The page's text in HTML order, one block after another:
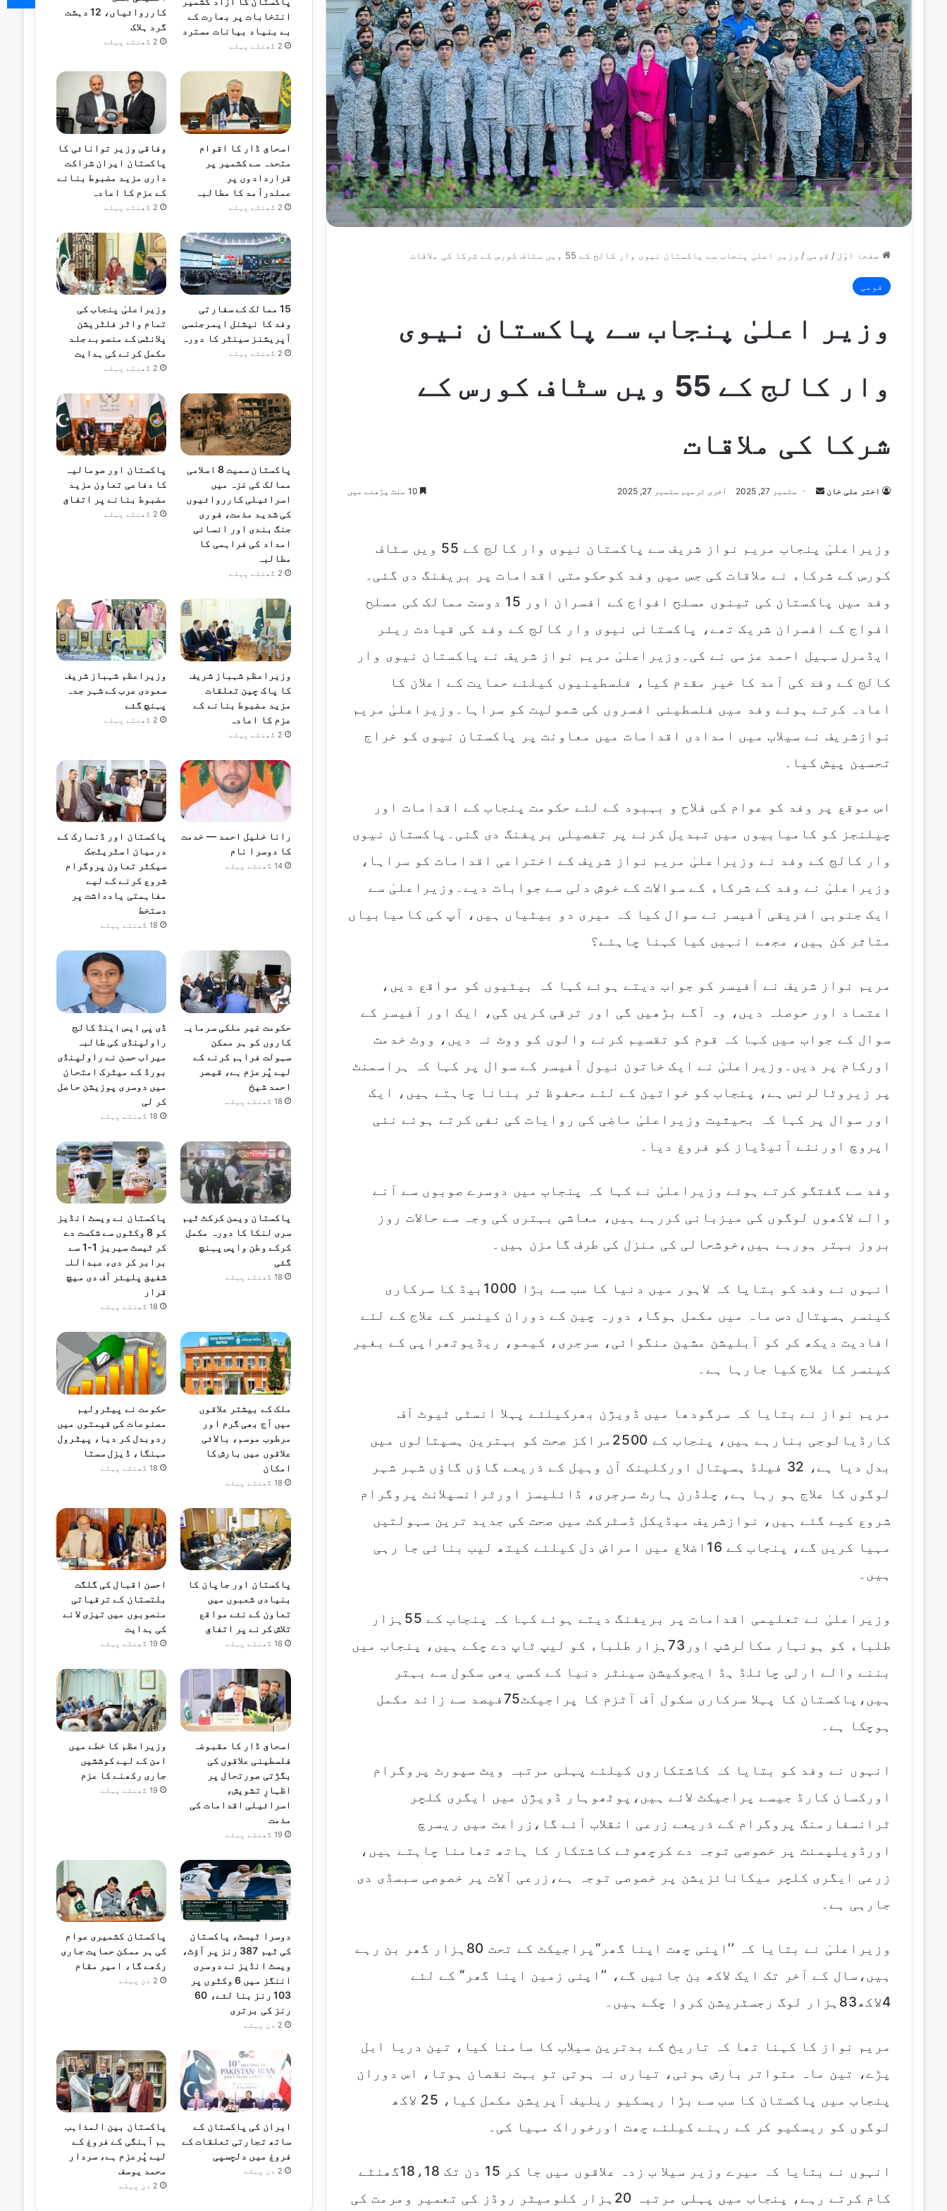
صفحۂ اوّل / قومی / وزیر اعلیٰ پنجاب سے پاکستان نیوی وار کالج کے 55 ویں سٹاف کورس کے شرکا کی ملاقات
قومی
وزیر اعلیٰ پنجاب سے پاکستان نیوی
وار کالج کے 55 ویں سٹاف کورس کے
شرکا کی ملاقات
اختر علی خان
S
a
n
m
a
l
ستمبر 27, 2025 آخری ترمیم ستمبر 27, 2025 10 منٹ پڑھنے میں
وزیراعلیٰ پنجاب مریم نواز شریف سے پاکستان نیوی وار کالج کے 55 ویں سٹاف
کورس کے شرکاء نے ملاقات کی جس میں وفد کوحکومتی اقدامات پر بریفنگ دی گئی۔
وفد میں پاکستان کی تینوں مسلح افواج کے افسران اور 15 دوست ممالک کی مسلح
افواج کے افسران شریک تھے، پاکستانی نیوی وار کالج کے وفد کی قیادت ریئر
ایڈمرل سہیل احمد عزمی نے کی۔وزیراعلیٰ مریم نواز شریف نے پاکستان نیوی وار
کالج کے وفد کی آمد کا خیر مقدم کیا، فلسطینیوں کیلئے حمایت کے اعلان کا
اعادہ کرتے ہوئے وفد میں فلسطینی افسروں کی شمولیت کو سراہا۔وزیراعلیٰ مریم
نوازشریف نے سیلاب میں امدادی اقدامات میں معاونت پر پاکستان نیوی کو خراج
تحسین پیش کیا۔
اس موقع پر وفد کو عوام کی فلاح و بہبود کے لئے حکومت پنجاب کے اقدامات اور
چیلنجز کو کامیابیوں میں تبدیل کرنے پر تفصیلی بریفنگ دی گئی۔پاکستان نیوی
وار کالج کے وفد نے وزیراعلیٰ مریم نواز شریف کے اختراعی اقدامات کو سراہا،
وزیراعلیٰ نے وفد کے شرکاء کے سوالات کے خوش دلی سے جوابات دیے۔وزیراعلیٰ سے
ایک جنوبی افریقی آفیسر نے سوال کیا کہ میری دو بیٹیاں ہیں، آپ کی کامیابیاں
متاثر کن ہیں، مجھے انہیں کیا کہنا چاہئے؟
مریم نواز شریف نے آفیسر کو جواب دیتے ہوئے کہا کہ بیٹیوں کو مواقع دیں،
اعتماد اور حوصلہ دیں، وہ آگے بڑھیں گی اور ترقی کریں گی، ایک اور آفیسر کے
سوال کے جواب میں کہا کہ قوم کو تقسیم کرنے والوں کو ووٹ نہ دیں، ووٹ خدمت
اورکام پر دیں۔وزیراعلیٰ نے ایک خاتون نیول آفیسر کے سوال پر کہا کہ ہراسمنٹ
پر زیروٹالرنس ہے، پنجاب کو خواتین کے لئے محفوظ تر بنانا چاہتے ہیں، ایک
اور سوال پر کہا کہ بحیثیت وزیراعلیٰ ماضی کی روایات کی نفی کرتے ہوئے نئی
اپروچ اورنئے آئیڈیاز کو فروغ دیا۔
وفد سے گفتگو کرتے ہوئے وزیراعلیٰ نے کہا کہ پنجاب میں دوسرے صوبوں سے آنے
والے لاکھوں لوگوں کی میزبانی کررہے ہیں، معاشی بہتری کی وجہ سے حالات روز
بروز بہتر ہورہے ہیں،خوشحالی کی منزل کی طرف گامزن ہیں۔
انہوں نے وفد کو بتایا کہ لاہور میں دنیا کا سب سے بڑا 1000بیڈ کا سرکاری
کینسر ہسپتال دس ماہ میں مکمل ہوگا، دورہ چین کے دوران کینسر کے علاج کے لئے
افادیت دیکھ کر کو آبلیشن مشین منگوائی، سرجری، کیمو، ریڈیوتھراپی کے بغیر
کینسر کا علاج کیا جارہا ہے۔
مریم نواز نے بتایا کہ سرگودھا میں ڈویژن بھرکیلئے پہلا انسٹی ٹیوٹ آف
کارڈیالوجی بنارہے ہیں، پنجاب کے 2500مراکز صحت کو بہترین ہسپتالوں میں
بدل دیا ہے، 32 فیلڈ ہسپتال اورکلینک آن وہیل کے ذریعے گاؤں گاؤں شہر شہر
لوگوں کا علاج ہو رہا ہے، چلڈرن ہارٹ سرجری، ڈائلیسز اورٹرانسپلانٹ پروگرام
شروع کیے گئے ہیں، نوازشریف میڈیکل ڈسٹرکٹ میں صحت کی جدید ترین سہولتیں
مہیا کریں گے، پنجاب کے 16اضلاع میں امراض دل کیلئے کیتھ لیب بنائی جا رہی
ہیں۔
وزیراعلیٰ نے تعلیمی اقدامات پر بریفنگ دیتے ہوئے کہا کہ پنجاب کے 55ہزار
طلباء کو ہونہار سکالرشپ اور73ہزار طلباء کو لیپ ٹاپ دے چکے ہیں، پنجاب میں
بننے والے ارلی چائلڈ ہڈ ایجوکیشن سینٹر دنیا کے کسی بھی سکول سے بہتر
ہیں،پاکستان کا پہلا سرکاری سکول آف آٹزم کا پراجیکٹ75فیصد سے زائد مکمل
ہوچکا ہے۔
انہوں نے وفد کو بتایا کہ کاشتکاروں کیلئے پہلی مرتبہ ویٹ سپورٹ پروگرام
اورکسان کارڈ جیسے پراجیکٹ لائے ہیں،پوٹھوہار ڈویژن میں ایگری کلچر
ٹرانسفارمنگ پروگرام کے ذریعے زرعی انقلاب آئے گا،زراعت میں ریسرچ
اورڈویلپمنٹ پر خصوصی توجہ دے کرچھوٹے کاشتکار کا ہاتھ تھامنا چاہتے ہیں،
زرعی ایگری کلچر میکانائزیشن پر خصوصی توجہ ہے،زرعی آلات پر خصوصی سبسڈی دی
جارہی ہے۔
وزیراعلیٰ نے بتایا کہ ’’اپنی چھت اپنا گھر“پراجیکٹ کے تحت 80ہزار گھر بن رہے
ہیں،سال کے آخر تک ایک لاکھ بن جائیں گے، ’’اپنی زمین اپنا گھر“ کے لئے
4لاکھ83ہزار لوگ رجسٹریشن کروا چکے ہیں۔
مریم نواز کا کہنا تھا کہ تاریخ کے بدترین سیلاب کا سامنا کیا، تین دریا ابل
پڑے، تین ماہ متواتر بارش ہوئی، تیاری نہ ہوتی تو بہت نقصان ہوتا، اس دوران
پنجاب میں پاکستان کا سب سے بڑا ریسکیو ریلیف آپریشن مکمل کیا، 25 لاکھ
لوگوں کو ریسکیو کر کے رہنے کیلئے چھت اورخوراک مہیا کی۔
انہوں نے بتایا کہ میرے وزیر سیلا ب زدہ علاقوں میں جا کر 15 دن تک 18،18گھنٹے
کام کرتے رہے، پنجاب میں پہلی مرتبہ 20ہزار کلومیٹر روڈز کی تعمیر ومرمت کی
انتخابات پر بھارت کے
بے بنیاد بیانات مسترد
2 گھنٹے پہلے
کارروائیاں، 12 دہشت
گرد ہلاک
2 گھنٹے پہلے
اسحاق ڈار کا اقوام
متحدہ سے کشمیر پر
قراردادوں پر
عملدرآمد کا مطالبہ
2 گھنٹے پہلے
وفاقی وزیر توانائی کا
پاکستان ایران شراکت
داری مزید مضبوط بنانے
کے عزم کا اعادہ
2 گھنٹے پہلے
15 ممالک کے سفارتی
وفد کا نیشنل ایمرجنسی
آپریشنز سینٹر کا دورہ
2 گھنٹے پہلے
وزیراعلیٰ پنجاب کی
تمام واٹر فلٹریشن
پلانٹس کے منصوبے جلد
مکمل کرنے کی ہدایت
2 گھنٹے پہلے
پاکستان سمیت 8 اسلامی
ممالک کی غزہ میں
اسرائیلی کارروائیوں
کی شدید مذمت، فوری
جنگ بندی اور انسانی
امداد کی فراہمی کا
مطالبہ
2 گھنٹے پہلے
پاکستان اور صومالیہ
کا دفاعی تعاون مزید
مضبوط بنانے پر اتفاق
2 گھنٹے پہلے
وزیراعظم شہباز شریف
کا پاک چین تعلقات
مزید مضبوط بنانے کے
عزم کا اعادہ
2 گھنٹے پہلے
وزیراعظم شہباز شریف
سعودی عرب کے شہر جدہ
پہنچ گئے
2 گھنٹے پہلے
رانا خلیل احمد — خدمت
کا دوسرا نام
14 گھنٹے پہلے
پاکستان اور ڈنمارک کے
درمیان اسٹریٹجک
سیکٹر تعاون پروگرام
شروع کرنے کے لیے
مفاہمتی یادداشت پر
دستخط
18 گھنٹے پہلے
حکومت غیر ملکی سرمایہ
کاروں کو ہر ممکن
سہولت فراہم کرنے کے
لیے پُرعزم ہے، قیصر
احمد شیخ
18 گھنٹے پہلے
ڈی پی ایس اینڈ کالج
راولپنڈی کی طالبہ
میراب حسن نے راولپنڈی
بورڈ کے میٹرک امتحان
میں دوسری پوزیشن حاصل
کر لی
18 گھنٹے پہلے
پاکستان ویمن کرکٹ ٹیم
سری لنکا کا دورہ مکمل
کرکے وطن واپس پہنچ
گئی
18 گھنٹے پہلے
پاکستان نے ویسٹ انڈیز
کو 8 وکٹوں سے شکست دے
کر ٹیسٹ سیریز 1-1 سے
برابر کر دی، عبداللہ
شفیق پلیئر آف دی میچ
قرار
18 گھنٹے پہلے
ملک کے بیشتر علاقوں
میں آج بھی گرم اور
مرطوب موسم، بالائی
علاقوں میں بارش کا
امکان
18 گھنٹے پہلے
حکومت نے پیٹرولیم
مصنوعات کی قیمتوں میں
ردوبدل کر دیا، پیٹرول
مہنگا، ڈیزل سستا
18 گھنٹے پہلے
پاکستان اور جاپان کا
بنیادی شعبوں میں
تعاون کے نئے مواقع
تلاش کرنے پر اتفاق
18 گھنٹے پہلے
احسن اقبال کی گلگت
بلتستان کے ترقیاتی
منصوبوں میں تیزی لانے
کی ہدایت
19 گھنٹے پہلے
اسحاق ڈار کا مقبوضہ
فلسطینی علاقوں کی
بگڑتی صورتحال پر
اظہارِ تشویش،
اسرائیلی اقدامات کی
مذمت
19 گھنٹے پہلے
وزیراعظم کا خطے میں
امن کے لیے کوششیں
جاری رکھنے کا عزم
19 گھنٹے پہلے
دوسرا ٹیسٹ، پاکستان
کی ٹیم 387 رنز پر آؤٹ،
ویسٹ انڈیز نے دوسری
اننگز میں 6 وکٹوں پر
103 رنز بنا لئے، 60
رنز کی برتری
2 دن پہلے
پاکستان کشمیری عوام
کی ہر ممکن حمایت جاری
رکھے گا، امیر مقام
2 دن پہلے
ایران کی پاکستان کے
ساتھ تجارتی تعلقات کے
فروغ میں دلچسپی
2 دن پہلے
پاکستان بین المذاہب
ہم آہنگی کے فروغ کے
لیے پُرعزم ہے، سردار
محمد یوسف
2 دن پہلے